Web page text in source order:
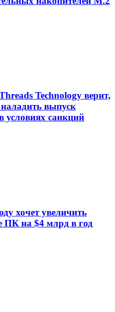
Technology верит,
выпуск
условиях санкций
хочет увеличить
ПК на $4 млрд в год